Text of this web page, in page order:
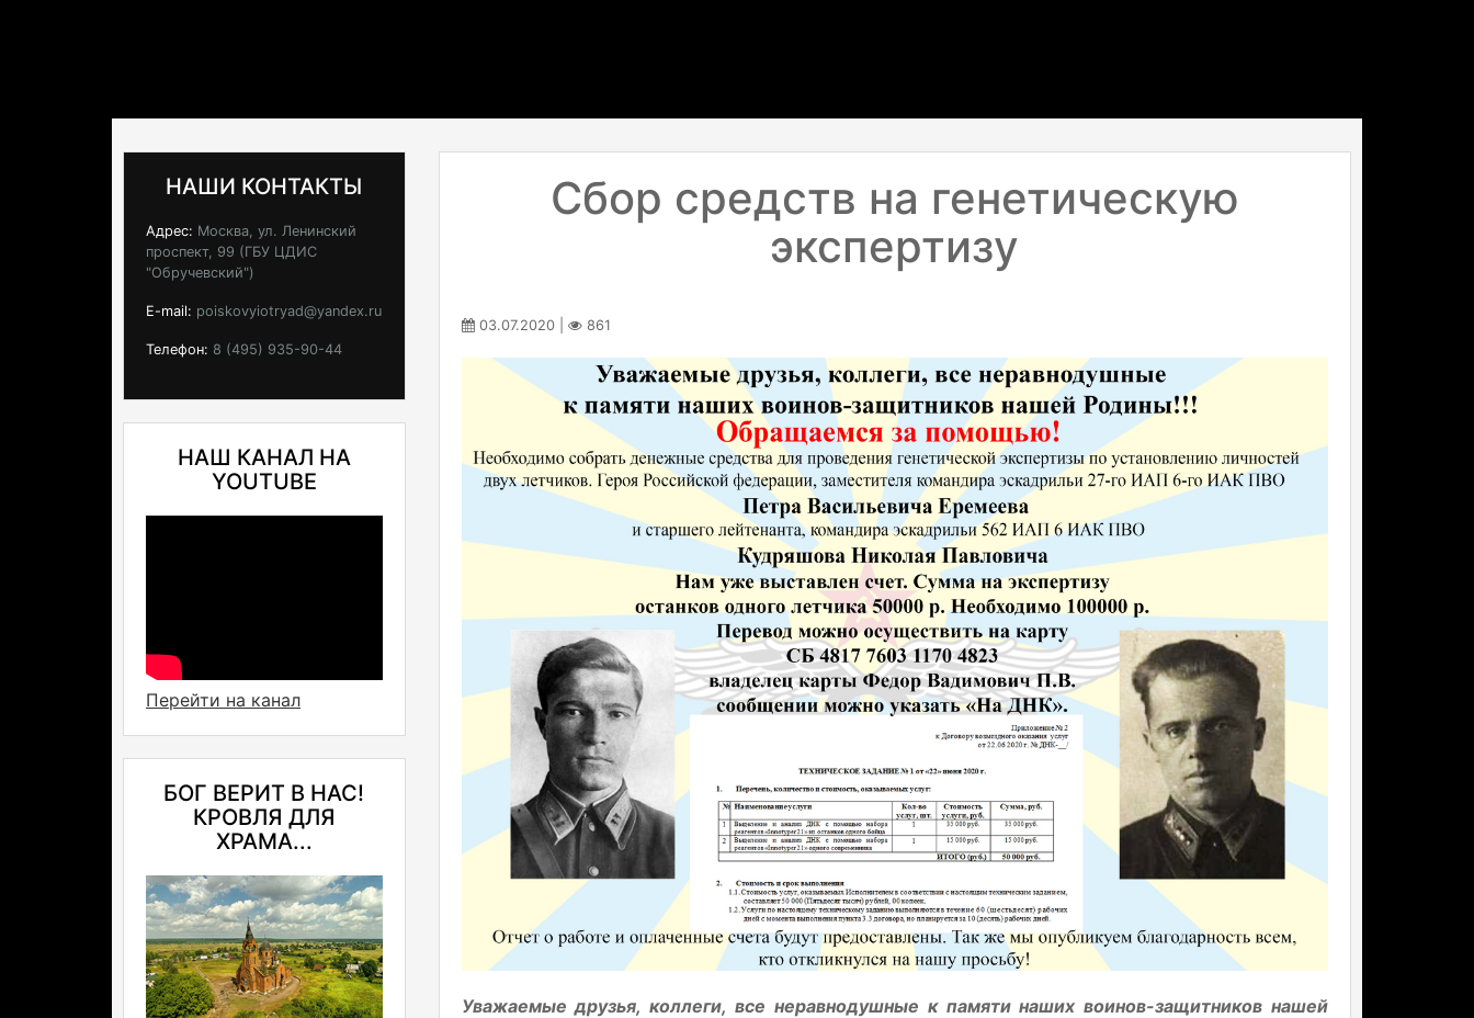
НАШИ КОНТАКТЫ
Адрес: Москва, ул. Ленинский
проспект, 99 (ГБУ ЦДИС
"Обручевский")
E-mail: poiskovyiotryad@yandex.ru
Телефон: 8 (495) 935-90-44
НАШ КАНАЛ НА
YOUTUBE
Перейти на канал
БОГ ВЕРИТ В НАС!
КРОВЛЯ ДЛЯ
ХРАМА...
Сбор средств на генетическую
экспертизу
03.07.2020 | 861
Уважаемые друзья, коллеги, все неравнодушные к памяти наших воинов-защитников нашей